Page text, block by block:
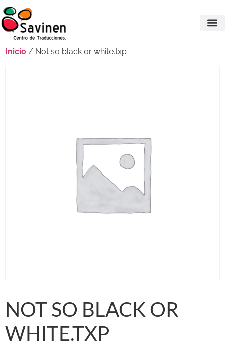
Inicio / Not so black or white.txp
NOT SO BLACK OR
WHITE.TXP